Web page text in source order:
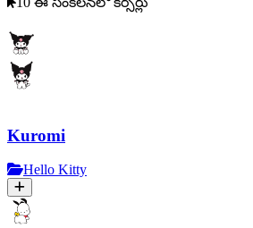
Kuromi
Hello Kitty